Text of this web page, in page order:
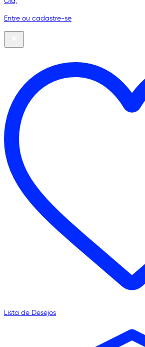
Entre ou cadastre-se
Lista de Desejos